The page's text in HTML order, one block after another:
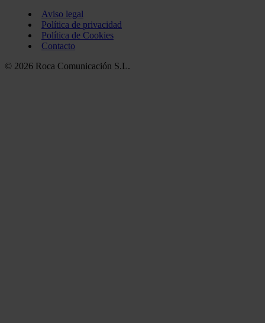
Aviso legal
Política de privacidad
Política de Cookies
Contacto
© 2026 Roca Comunicación S.L.